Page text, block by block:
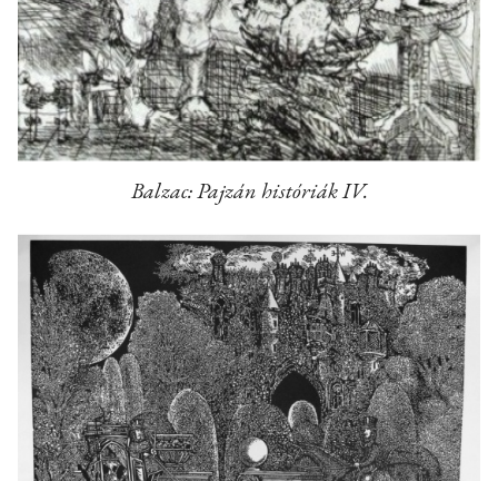
Balzac: Pajzán históriák IV.